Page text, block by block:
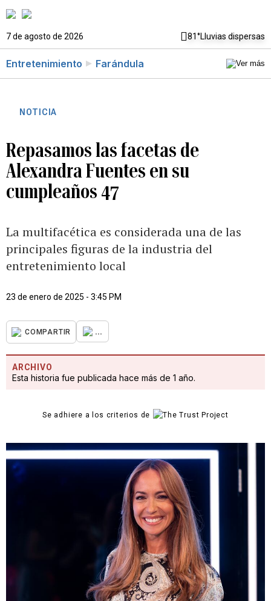
7 de agosto de 2026 81°Lluvias dispersas
Entretenimiento Farándula
NOTICIA
Repasamos las facetas de
Alexandra Fuentes en su
cumpleaños 47
La multifacética es considerada una de las
principales figuras de la industria del
entretenimiento local
23 de enero de 2025 - 3:45 PM
COMPARTIR ...
ARCHIVO
Esta historia fue publicada hace más de 1 año.
Se adhiere a los criterios de